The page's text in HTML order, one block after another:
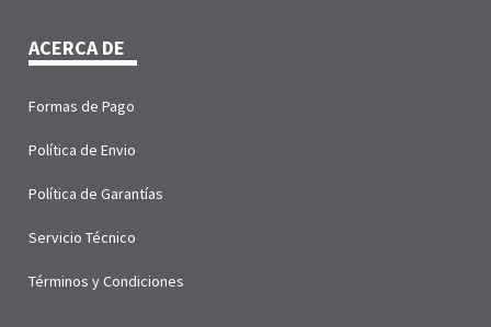
ACERCA DE
Formas de Pago
Política de Envio
Política de Garantías
Servicio Técnico
Términos y Condiciones